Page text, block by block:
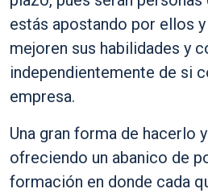
estás apostando por ellos
mejoren sus habilidades y
independientemente de si
empresa.
Una gran forma de hacerlo
ofreciendo un abanico de
formación en donde cada